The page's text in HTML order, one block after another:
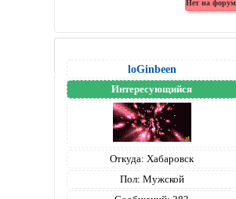
loGinbeen
Интересующийся
Откуда: Хабаровск
Пол: Мужской